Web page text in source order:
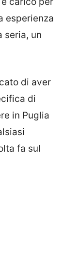
esperienza
seria, un
di aver
di
in Puglia
fa sul